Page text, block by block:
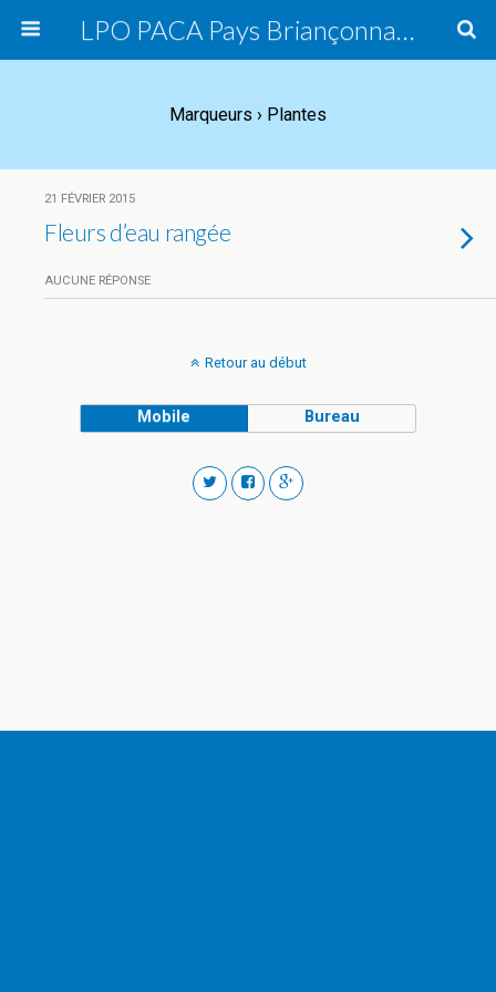
LPO PACA Pays Briançonnais, groupe local
Marqueurs › Plantes
21 FÉVRIER 2015
Fleurs d’eau rangée
AUCUNE RÉPONSE
Retour au début
Mobile Bureau